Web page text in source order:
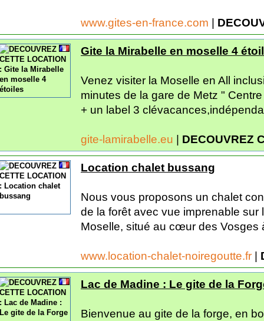
www.gites-en-france.com |
Gite la Mirabelle en moselle 4
Venez visiter la Moselle en All
minutes de la gare de Metz "
+ un label 3
gite-lamirabelle.eu | DECOUVREZ
Location chalet bussang
Nous vous proposons un chalet
de la forêt avec vue imprenable
Moselle, situé au cœur des Vosges
www.location-chalet-noiregoutte.fr |
Lac de Madine : Le gite de la
Bienvenue au gite de la forge, en